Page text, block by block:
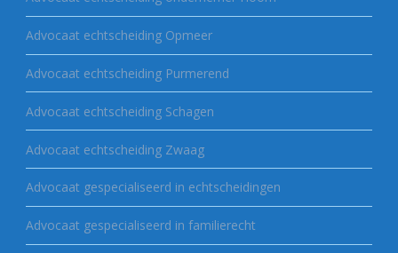
Advocaat echtscheiding Opmeer
Advocaat echtscheiding Purmerend
Advocaat echtscheiding Schagen
Advocaat echtscheiding Zwaag
Advocaat gespecialiseerd in echtscheidingen
Advocaat gespecialiseerd in familierecht